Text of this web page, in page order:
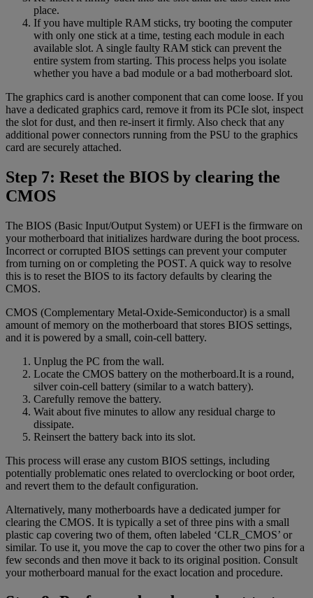
place.
If you have multiple RAM sticks, try booting the computer
with only one stick at a time, testing each module in each
available slot. A single faulty RAM stick can prevent the
entire system from starting. This process helps you isolate
whether you have a bad module or a bad motherboard slot.
The graphics card is another component that can come loose. If you
have a dedicated graphics card, remove it from its PCIe slot, inspect
the slot for dust, and then re-insert it firmly. Also check that any
additional power connectors running from the PSU to the graphics
card are securely attached.
Step 7: Reset the BIOS by clearing the
CMOS
The BIOS (Basic Input/Output System) or UEFI is the firmware on
your motherboard that initializes hardware during the boot process.
Incorrect or corrupted BIOS settings can prevent your computer
from turning on or completing the POST. A quick way to resolve
this is to reset the BIOS to its factory defaults by clearing the
CMOS.
CMOS (Complementary Metal-Oxide-Semiconductor) is a small
amount of memory on the motherboard that stores BIOS settings,
and it is powered by a small, coin-cell battery.
Unplug the PC from the wall.
Locate the CMOS battery on the motherboard.It is a round,
silver coin-cell battery (similar to a watch battery).
Carefully remove the battery.
Wait about five minutes to allow any residual charge to
dissipate.
Reinsert the battery back into its slot.
This process will erase any custom BIOS settings, including
potentially problematic ones related to overclocking or boot order,
and revert them to the default configuration.
Alternatively, many motherboards have a dedicated jumper for
clearing the CMOS. It is typically a set of three pins with a small
plastic cap covering two of them, often labeled ‘CLR_CMOS’ or
similar. To use it, you move the cap to cover the other two pins for a
few seconds and then move it back to its original position. Consult
your motherboard manual for the exact location and procedure.